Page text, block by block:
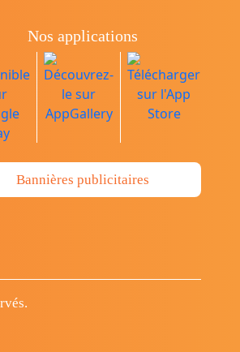
Nos applications
Bannières publicitaires